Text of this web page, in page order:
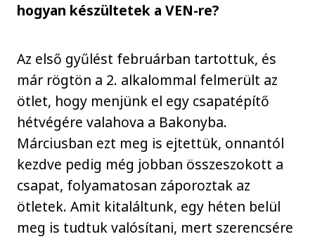
hogyan készültetek a VEN-re?
Az első gyűlést februárban tartottuk, és
már rögtön a 2. alkalommal felmerült az
ötlet, hogy menjünk el egy csapatépítő
hétvégére valahova a Bakonyba.
Márciusban ezt meg is ejtettük, onnantól
kezdve pedig még jobban összeszokott a
csapat, folyamatosan záporoztak az
ötletek. Amit kitaláltunk, egy héten belül
meg is tudtuk valósítani, mert szerencsére